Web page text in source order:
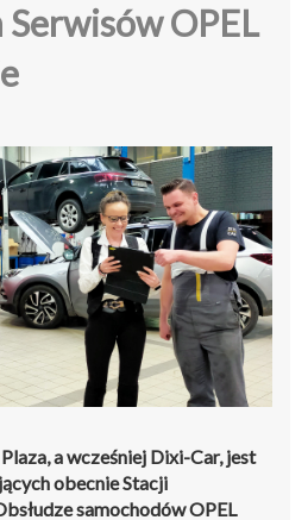
Serwisów OPEL
a wcześniej Dixi-Car, jest
obecnie Stacji
samochodów OPEL